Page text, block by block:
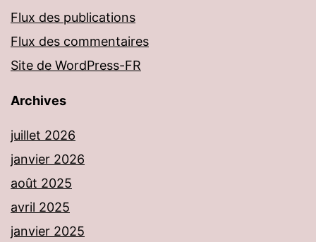
Flux des publications
Flux des commentaires
Site de WordPress-FR
Archives
juillet 2026
janvier 2026
août 2025
avril 2025
janvier 2025